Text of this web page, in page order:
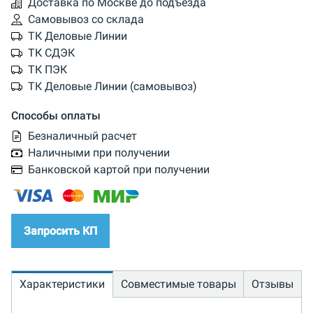
Самовывоз со склада
ТК Деловые Линии
ТК СДЭК
ТК ПЭК
ТК Деловые Линии (самовывоз)
Способы оплаты
Безналичный расчет
Наличными при получении
Банковской картой при получении
Запросить КП
Характеристики Совместимые товары Отзывы